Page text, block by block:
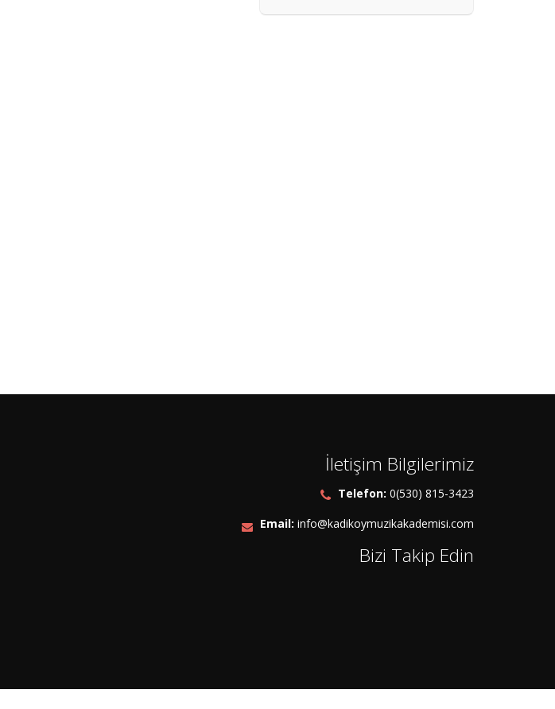
İletişim Bilgilerimiz
Telefon: 0(530) 815-3423
Email: info@kadikoymuzikakademisi.com
Bizi Takip Edin